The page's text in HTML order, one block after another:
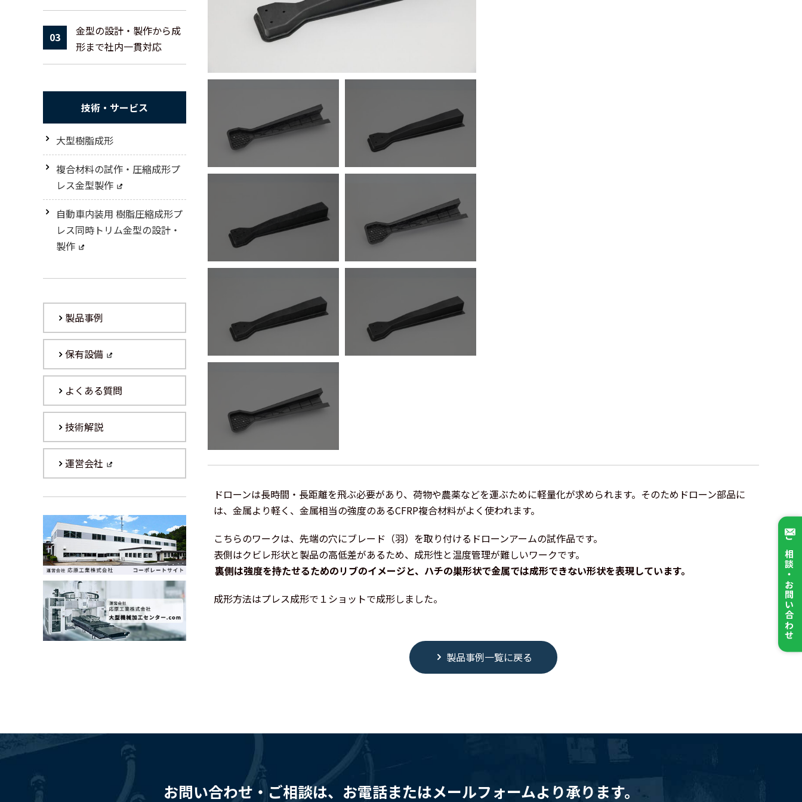
ご相談・お問い合わせ
03
金型の設計・製作から成
形まで社内一貫対応
技術・サービス
大型樹脂成形
複合材料の試作・圧縮成形プ
レス金型製作
自動車内装用 樹脂圧縮成形プ
レス同時トリム金型の設計・
製作
製品事例
保有設備
よくある質問
技術解説
運営会社
ドローンは長時間・長距離を飛ぶ必要があり、荷物や農薬などを運ぶために軽量化が求められます。そのためドローン部品に
は、金属より軽く、金属相当の強度のあるCFRP複合材料がよく使われます。
こちらのワークは、先端の穴にブレード（羽）を取り付けるドローンアームの試作品です。
表側はクビレ形状と製品の高低差があるため、成形性と温度管理が難しいワークです。
裏側は強度を持たせるためのリブのイメージと、ハチの巣形状で金属では成形できない形状を表現しています。
成形方法はプレス成形で１ショットで成形しました。
製品事例一覧に戻る
お問い合わせ・ご相談は、お電話またはメールフォームより承ります。